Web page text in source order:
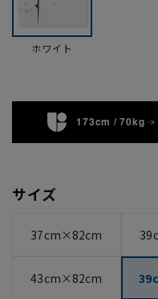
ホワイト
173cm / 70kg
サイズ
37cm×82cm
43cm×82cm